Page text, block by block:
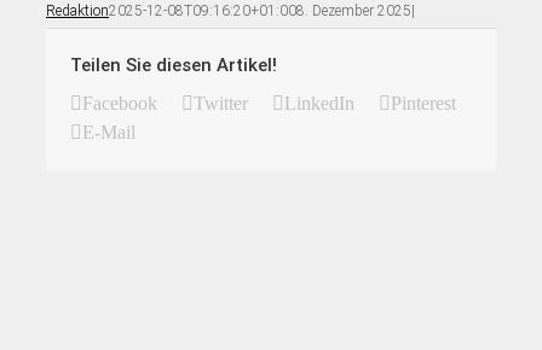
Redaktion2025-12-08T09:16:20+01:008. Dezember 2025|
Teilen Sie diesen Artikel!
Facebook Twitter LinkedIn
Pinterest
E-Mail